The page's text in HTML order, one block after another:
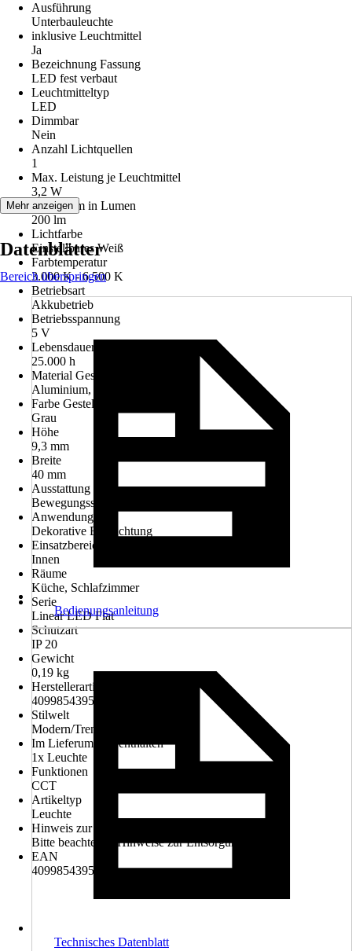
Ausführung
Unterbauleuchte
inklusive Leuchtmittel
Ja
Bezeichnung Fassung
LED fest verbaut
Leuchtmitteltyp
LED
Dimmbar
Nein
Anzahl Lichtquellen
1
Max. Leistung je Leuchtmittel
3,2 W
Lichtstrom in Lumen
200 lm
Lichtfarbe
Einstellbares Weiß
Farbtemperatur
3.000 K - 6.500 K
Betriebsart
Akkubetrieb
Betriebsspannung
5 V
Lebensdauer Leuchtmittel
25.000 h
Material Gestell
Aluminium, Kunststoff
Farbe Gestell
Grau
Höhe
9,3 mm
Breite
40 mm
Ausstattung
Bewegungssensor, USB
Anwendung
Dekorative Beleuchtung
Einsatzbereich
Innen
Räume
Küche, Schlafzimmer
Serie
Linear LED Flat
Schutzart
IP 20
Gewicht
0,19 kg
Herstellerartikelnummer
4099854395949
Stilwelt
Modern/Trend
Im Lieferumfang enthalten
1x Leuchte
Funktionen
CCT
Artikeltyp
Leuchte
Hinweis zur Entsorgung
Bitte beachte die Hinweise zur Entsorgung
EAN
4099854395949
Mehr anzeigen
Datenblätter
Bereich überspringen
Bedienungsanleitung
Technisches Datenblatt